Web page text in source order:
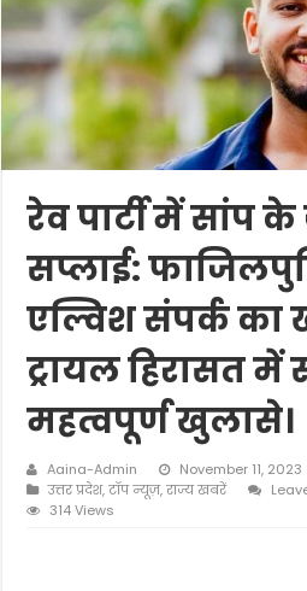
रेव पार्टी में सांप
सप्लाई:
एल्विश संपर्क का
ट्रायल हिरासत में
महत्वपूर्ण खुलासे।
Aaina-Admin
November 11, 2023
उत्तर प्रदेश,टॉप न्यूज़,राज्य खबरें
314 Views